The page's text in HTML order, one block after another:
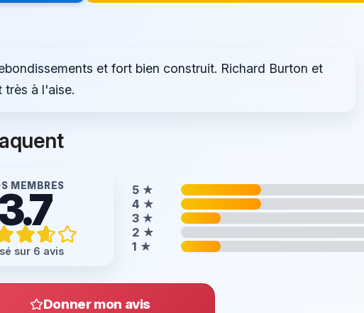
et fort bien construit. Richard Burton et
à l'aise.
MEMBRES
sur 6 avis
5 ★
4 ★
3 ★
2 ★
1 ★
Donner mon avis